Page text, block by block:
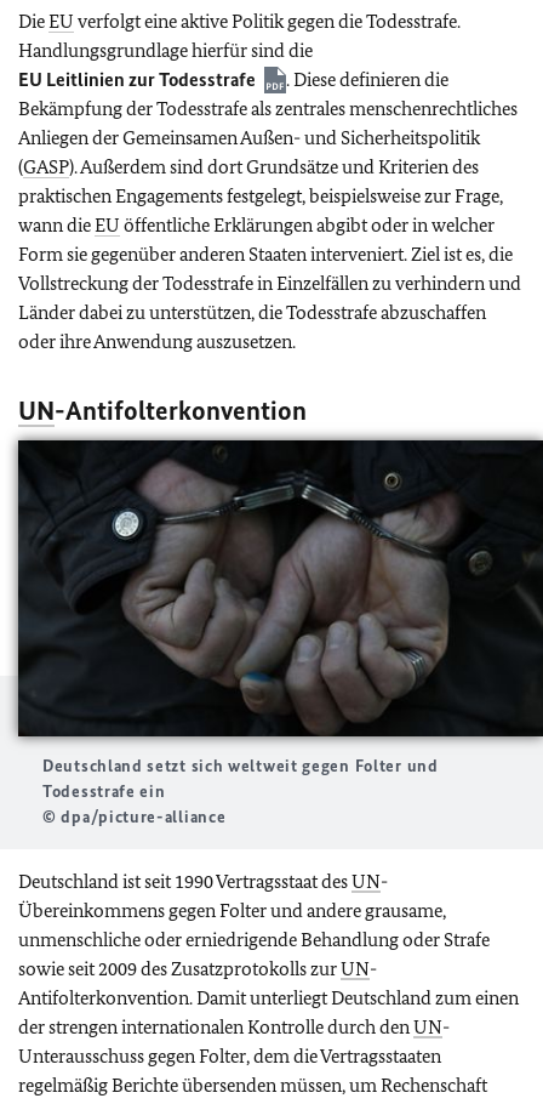
DieEU verfolgt eine aktive Politik gegen die Todesstrafe.
Handlungsgrundlage hierfür sind die
EU Leitlinien zur Todesstrafe
. Diese definieren die
Bekämpfung der Todesstrafe als zentrales menschenrechtliches
Anliegen der Gemeinsamen Außen- und Sicherheitspolitik
(GASP). Außerdem sind dort Grundsätze und Kriterien des
praktischen Engagements festgelegt, beispielsweise zur Frage,
wann dieEU öffentliche Erklärungen abgibt oder in welcher
Form sie gegenüber anderen Staaten interveniert. Ziel ist es, die
Vollstreckung der Todesstrafe in Einzelfällen zu verhindern und
Länder dabei zu unterstützen, die Todesstrafe abzuschaffen
oder ihre Anwendung auszusetzen.
UN-Antifolterkonvention
Deutschland setzt sich weltweit gegen Folter und
Todesstrafe ein
© dpa/picture-alliance
Deutschland ist seit 1990 Vertragsstaat desUN-
Übereinkommens gegen Folter und andere grausame,
unmenschliche oder erniedrigende Behandlung oder Strafe
sowie seit 2009 des Zusatzprotokolls zurUN-
Antifolterkonvention. Damit unterliegt Deutschland zum einen
der strengen internationalen Kontrolle durch denUN-
Unterausschuss gegen Folter, dem die Vertragsstaaten
regelmäßig Berichte übersenden müssen, um Rechenschaft